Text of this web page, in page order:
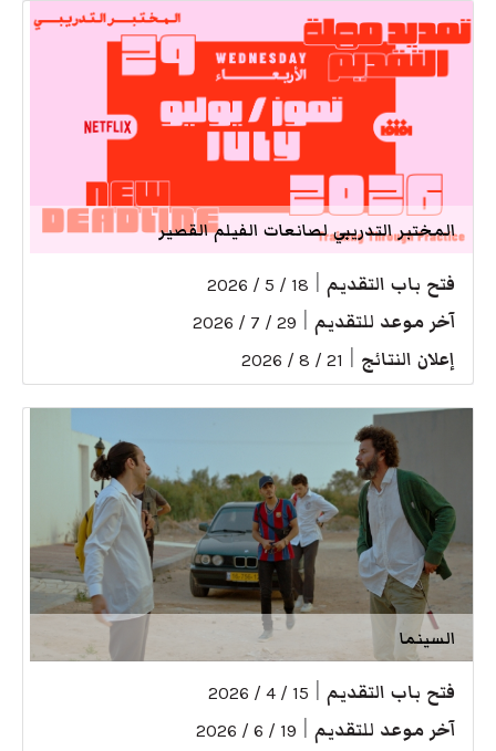
المختبر التدريبي لصانعات الفيلم القصير
فتح باب التقديم 18 / 5 / 2026
آخر موعد للتقديم 29 / 7 / 2026
إعلان النتائج 21 / 8 / 2026
السينما
فتح باب التقديم 15 / 4 / 2026
آخر موعد للتقديم 19 / 6 / 2026